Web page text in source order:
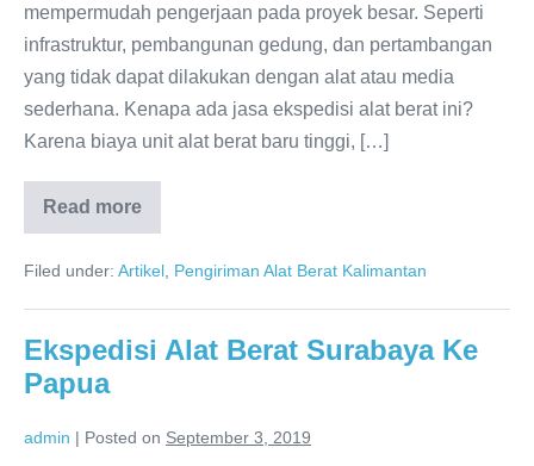
mempermudah pengerjaan pada proyek besar. Seperti
infrastruktur, pembangunan gedung, dan pertambangan
yang tidak dapat dilakukan dengan alat atau media
sederhana. Kenapa ada jasa ekspedisi alat berat ini?
Karena biaya unit alat berat baru tinggi, […]
Read more
Ekspedisi
Pengiriman
berat
Kalimantan
No
1
Filed under: Artikel Pengiriman Alat Berat Kalimantan
Ekspedisi Alat Berat Surabaya Ke
Papua
admin | Posted on September 3, 2019